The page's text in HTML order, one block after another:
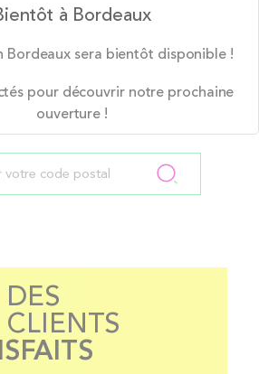
à Bordeaux
Bordeaux sera bientôt disponible !
pour découvrir notre prochaine
ouverture !
DES
CLIENTS